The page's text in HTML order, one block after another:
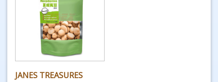
JANES TREASURES